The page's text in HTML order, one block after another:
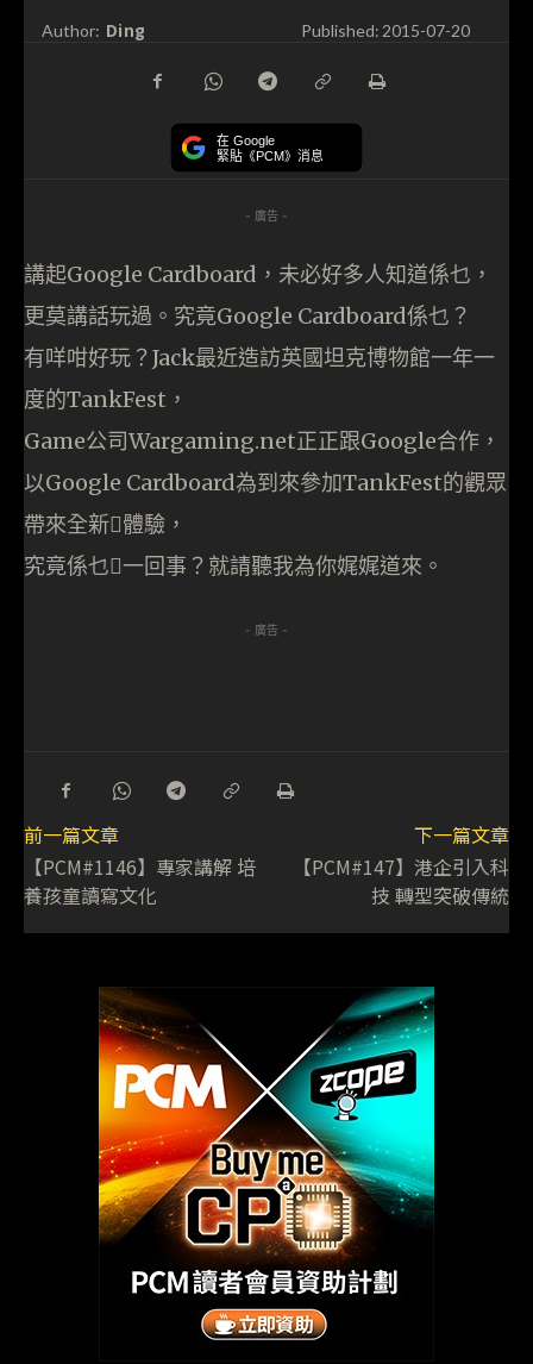
Author: Ding Published:2015-07-20
在 Google
緊貼《PCM》消息
- 廣告 -
講起Google Cardboard，未必好多人知道係乜，
更莫講話玩過。究竟Google Cardboard係乜？
有咩咁好玩？Jack最近造訪英國坦克博物館一年一
度的TankFest，
Game公司Wargaming.net正正跟Google合作，
以Google Cardboard為到來參加TankFest的觀眾
帶來全新體驗，
究竟係乜一回事？就請聽我為你娓娓道來。
- 廣告 -
前一篇文章
【PCM#1146】專家講解 培
養孩童讀寫文化
下一篇文章
【PCM#147】港企引入科
技 轉型突破傳統